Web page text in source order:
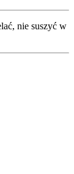
nie suszyć w